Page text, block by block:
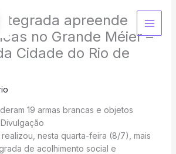
apreende
no Grande Méier –
Cidade do Rio de
19 armas brancas e objetos
nesta quarta-feira (8/7), mais
de acolhimento social e